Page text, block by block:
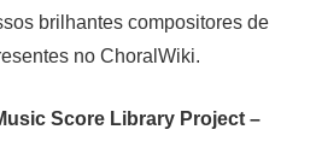
brilhantes compositores de
no ChoralWiki.
Score Library Project –